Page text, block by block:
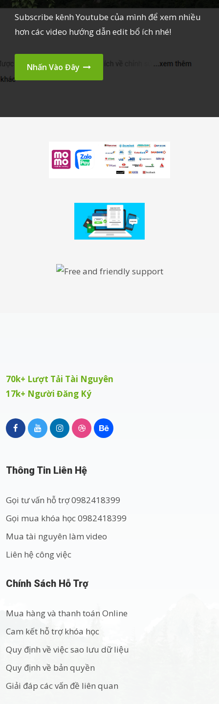
Subscribe kênh Youtube của mình để xem nhiều
hơn các video hướng dẫn edit bổ ích nhé!
Nhấn Vào Đây
70k+ Lượt Tải Tài Nguyên
17k+ Người Đăng Ký
Thông Tin Liên Hệ
Gọi tư vấn hỗ trợ 0982418399
Gọi mua khóa học 0982418399
Mua tài nguyên làm video
Liên hệ công việc
Chính Sách Hỗ Trợ
Mua hàng và thanh toán Online
Cam kết hỗ trợ khóa học
Quy định về việc sao lưu dữ liệu
Quy định về bản quyền
Giải đáp các vấn đề liên quan